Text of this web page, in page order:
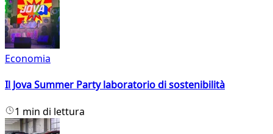
Economia
Il Jova Summer Party laboratorio di sostenibilità
1 min di lettura